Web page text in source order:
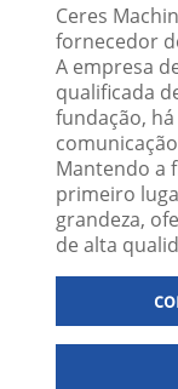
Ceres
fornecedor
A empresa
qualificada
fundação,
Mantendo a
primeiro
grandeza,
de alta